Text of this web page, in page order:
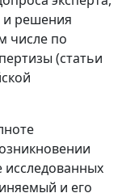
и решения
числе по
(статьи
и его